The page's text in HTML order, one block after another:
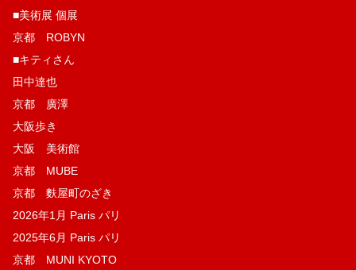
■美術展 個展
京都 ROBYN
■キティさん
田中達也
京都 廣澤
大阪歩き
大阪 美術館
京都 MUBE
京都 麩屋町のざき
2026年1月 Paris パリ
2025年6月 Paris パリ
京都 MUNI KYOTO